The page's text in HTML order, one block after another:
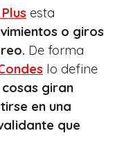
esta
o giros
De forma
lo define
giran
en una
que